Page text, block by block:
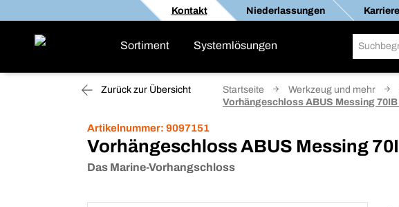
Kontakt Niederlassungen Karriere
Sortiment Systemlösungen
Zurück zur Übersicht Startseite Werkzeug und mehr
Vorhängeschloss ABUS Messing
Artikelnummer: 9097151
Vorhängeschloss ABUS Messing
Das Marine-Vorhangschloss